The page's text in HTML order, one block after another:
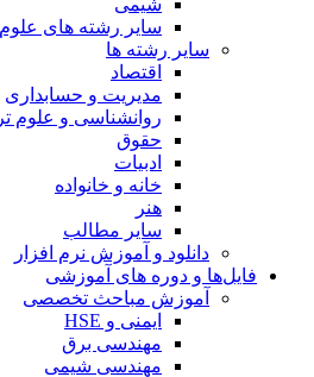
شیمی
سایر رشته های علوم پایه
سایر رشته ها
اقتصاد
مدیریت و حسابداری
روانشناسی و علوم تربیتی
حقوق
ادبیات
خانه و خانواده
هنر
سایر مطالب
دانلود و آموزش نرم افزار
فایل‌ها و دوره های آموزشی
آموزش مباحث تخصصی
ایمنی و HSE
مهندسی برق
مهندسی شیمی